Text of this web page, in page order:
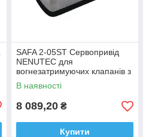
SAFA 2-05ST Сервопривід
NENUTEC для
вогнезатримуючих клапанів з
термодатчиком 5Nm 230v
В наявності
8 089,20 ₴
Купити